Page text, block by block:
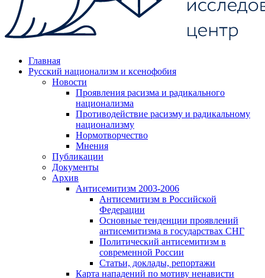
Главная
Русский национализм и ксенофобия
Новости
Проявления расизма и радикального
национализма
Противодействие расизму и радикальному
национализму
Нормотворчество
Мнения
Публикации
Документы
Архив
Антисемитизм 2003-2006
Антисемитизм в Российской
Федерации
Основные тенденции проявлений
антисемитизма в государствах СНГ
Политический антисемитизм в
современной России
Статьи, доклады, репортажи
Карта нападений по мотиву ненависти